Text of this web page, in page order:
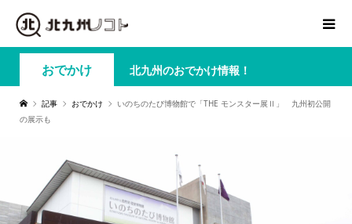
おでかけ 北九州のおでかけ情報！
記事 おでかけ
いのちのたび博物館で「THE モンスター展Ⅱ」 九州初公開
の展示も